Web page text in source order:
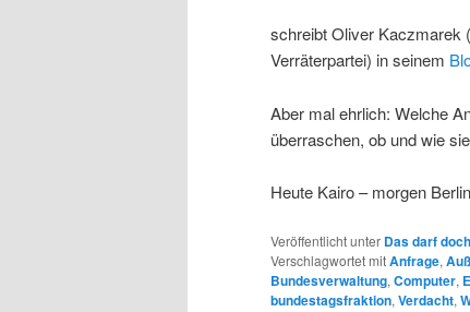
schreibt Oliver Kaczmarek
Verräterpartei) in seinem
Aber mal ehrlich: Welche
überraschen, ob und wie
Heute Kairo – morgen Berlin
Veröffentlicht unter Das darf
Verschlagwortet mitAnfrage,
Bundesverwaltung,Computer,
bundestagsfraktion,Verdacht,